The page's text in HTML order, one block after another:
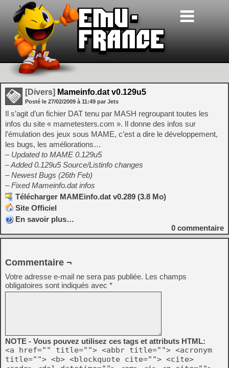
[Divers] Mameinfo.dat v0.129u5
Posté le 27/02/2009 à 11:49 par Jets
Il s’agit d’un fichier DAT tenu par MASH regroupant toutes les
infos du site « mametesters.com ». Il donne des infos sur
l’émulation des jeux sous MAME, c’est a dire le développement,
les bugs, les améliorations…
– Updated to MAME 0.129u5
– Added 0.129u5 Source/Listinfo changes
– Newest Bugs (26th Feb)
– Fixed Mameinfo.dat infos
Télécharger MAMEinfo.dat v0.289 (3.8 Mo)
Site Officiel
En savoir plus…
0 commentaire
Commentaire ¬
Votre adresse e-mail ne sera pas publiée. Les champs
obligatoires sont indiqués avec *
NOTE - Vous pouvez utilisez ces tags et attributs HTML:
<a href="" title=""> <abbr title=""> <acronym
title=""> <b> <blockquote cite=""> <cite>